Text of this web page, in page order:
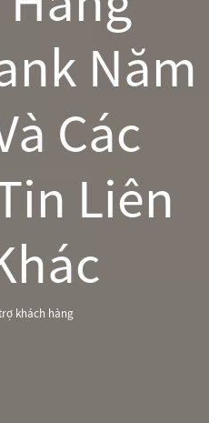
Năm
Các
Liên
khách hàng